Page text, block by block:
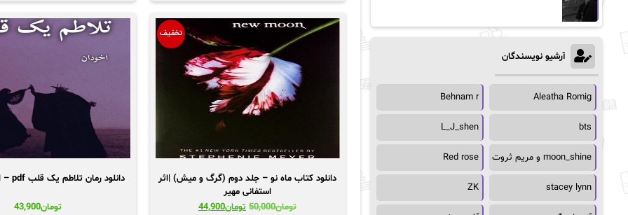
تخفیف
دانلود کتاب ماه نو – جلد دوم (گرگ و میش) |اثر
استفانی مهیر
تومان50,000 قیمت
تومان44,900قیمت
دانلود رمان تلاطم یک قلب pdf – اثر زهرا خزائی
تومان43,900
آرشیو نویسندگان
Aleatha Romig
Behnam r
bts
L_J_shen
moon_shine و مریم ثروت Red rose
stacey lynn
ZK